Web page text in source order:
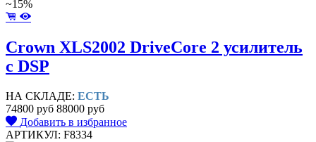
~15%
Crown XLS2002 DriveCore 2 усилитель
c DSP
НА СКЛАДЕ: ЕСТЬ
74800 руб 88000 руб
Добавить в избранное
АРТИКУЛ: F8334